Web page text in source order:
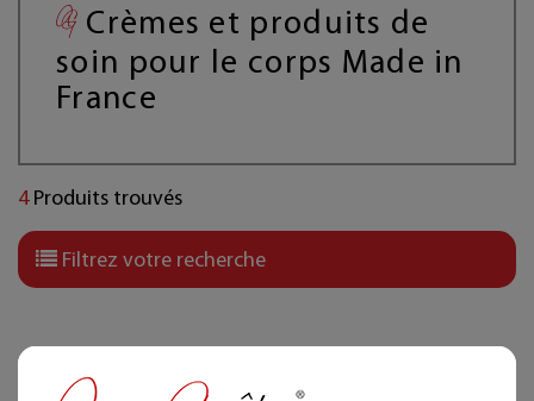
Crèmes et produits de
soin pour le corps Made in
France
4Produits trouvés
Filtrez votre recherche